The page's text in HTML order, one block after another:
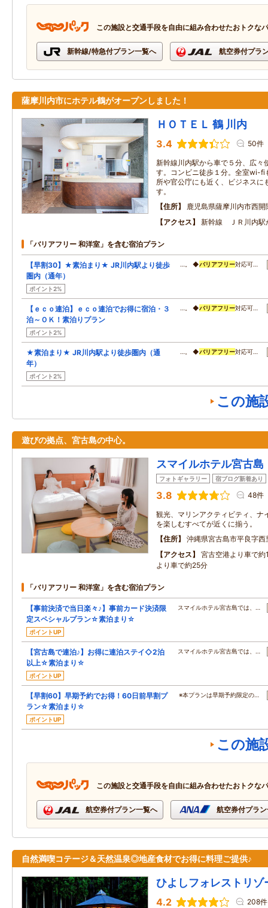
この施設と交通手段を自由に組み合わせたおトクな
新幹線/特急付プラン一覧へ 航空券付プラ
薩摩川内市にホテル鶴がオープンしました！
ＨＯＴＥＬ 鶴 川内
3.4 50件
新幹線川内駅から車で５分、広々
す。コンビニ徒歩１分。全室wi-fi
所や官公庁にも近く、ビジネスに
す。
住所
鹿児島県薩摩川内市西
アクセス
新幹線 ＪＲ川内駅
「バリアフリー 和洋室」を含む宿泊プラン
【早割30】★素泊まり★ JR川内駅より徒歩
圏内（通年）
ポイント2%
…。 ◆バリアフリー対応可…
【ｅｃｏ連泊】ｅｃｏ連泊でお得に宿泊・３
泊～ＯＫ！素泊りプラン
ポイント2%
…。 ◆バリアフリー対応可…
★素泊まり★ JR川内駅より徒歩圏内（通
年）
ポイント2%
…。 ◆バリアフリー対応可…
この施
遊びの拠点、宮古島の中心。
スマイルホテル宮古島
フォトギャラリー 宿ブログ新着あり
3.8 48件
観光、マリンアクティビティ、ナ
を楽しむすべてが近くに揃う。
住所
沖縄県宮古島市平良字西
アクセス
宮古空港より車で
より車で約25分
「バリアフリー 和洋室」を含む宿泊プラン
【事前決済で当日楽々♪】事前カード決済限
定スペシャルプラン☆素泊まり☆
ポイントUP
スマイルホテル宮古島では、…
【宮古島で連泊♪】お得に連泊ステイ◇2泊
以上☆素泊まり☆
ポイントUP
スマイルホテル宮古島では、…
【早割60】早期予約でお得！60日前早割プ
ラン☆素泊まり☆
ポイントUP
※本プランは早期予約限定の…
この施
この施設と交通手段を自由に組み合わせたおトクな
航空券付プラン一覧へ 航空券付プラ
自然満喫コテージ＆天然温泉◎地産食材でお得に料理ご提供♪
ひよしフォレストリ
4.2 208件